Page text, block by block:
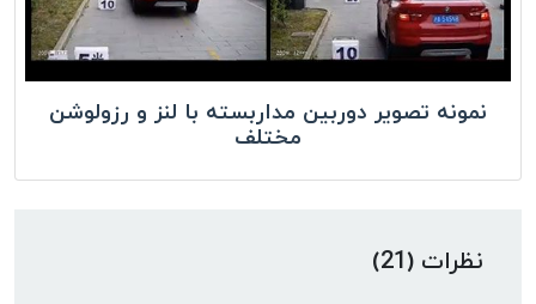
نمونه تصویر دوربین مداربسته با لنز و رزولوشن
مختلف
نظرات (21)